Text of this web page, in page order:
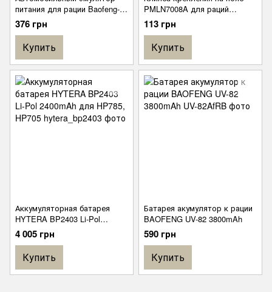
питания для рации Baofeng-
UV5R
376 грн
Купить
PMLN7008A для раций
Motorola DP2400 / DP2600 /
DP4400 / DP4600 / DP4800 /
R7
113 грн
Купить
Аккумуляторная батарея
HYTERA BP2403 Li-Pol
2400mAh для HP785, HP705
4 005 грн
Купить
Батарея акумулятор к рации
BAOFENG UV-82 3800mAh
590 грн
Купить